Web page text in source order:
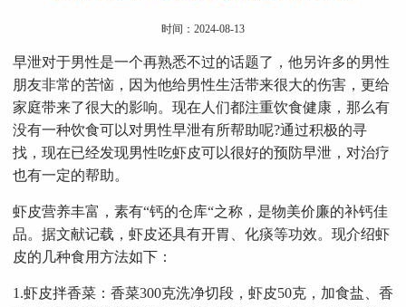
时间：2024-08-13
早泄对于男性是一个再熟悉不过的话题了，他另许多的男性
朋友非常的苦恼，因为他给男性生活带来很大的伤害，更给
家庭带来了很大的影响。现在人们都注重饮食健康，那么有
没有一种饮食可以对男性早泄有所帮助呢?通过积极的寻
找，现在已经发现男性吃虾皮可以很好的预防早泄，对治疗
也有一定的帮助。
虾皮营养丰富，素有“钙的仓库“之称，是物美价廉的补钙佳
品。据文献记载，虾皮还具有开胃、化痰等功效。现介绍虾
皮的几种食用方法如下：
1.虾皮拌香菜：香菜300克洗净切段，虾皮50克，加食盐、香